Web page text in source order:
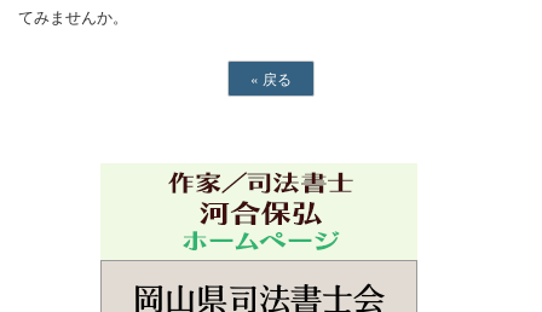
てみませんか。
« 戻る